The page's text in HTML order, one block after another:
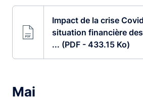
Impact de la crise
situation financière
... (PDF - 433.15 Ko)
Mai